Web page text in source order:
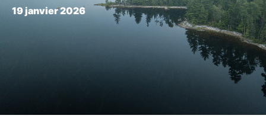
19 janvier 2026